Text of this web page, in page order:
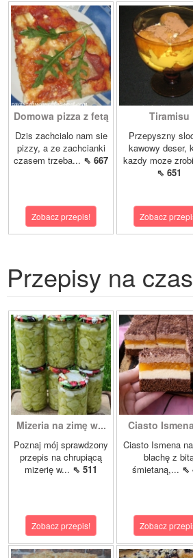
Domowa pizza z fetą
Dzis zachcialo nam sie
pizzy, a ze zachcianki
czasem trzeba... ⇖ 667
Zobacz przepis!
Tiramisu
Przepyszny
kawowy deser,
kazdy moze
⇖ 651
Zobacz
Przepisy na
Mizeria na zimę w...
Poznaj mój sprawdzony
przepis na chrupiącą
mizerię w... ⇖ 511
Zobacz przepis!
Ciasto
Ciasto Ismena
blachę z
śmietaną,... ⇖
Zobacz